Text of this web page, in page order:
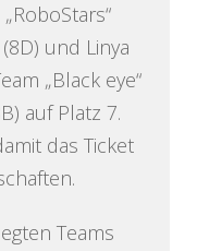
und Linya
„Black eye“
auf Platz 7.
das Ticket
Teams